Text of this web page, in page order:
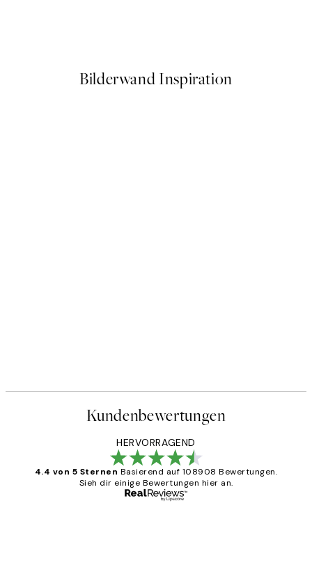
Bilderwand Inspiration
Kundenbewertungen
HERVORRAGEND
4.4 von 5 Sternen Basierend auf 108908 Bewertungen.
Sieh dir einige Bewertungen hier an.